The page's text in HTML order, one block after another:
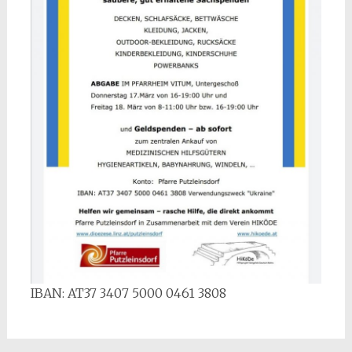
IBAN: AT37 3407 5000 0461 3808